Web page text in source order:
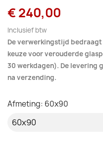
€ 240,00
Inclusief btw
De verwerkingstijd
keuze voor verouderde
30 werkdagen). De levering
na verzending.
Afmeting: 60x90